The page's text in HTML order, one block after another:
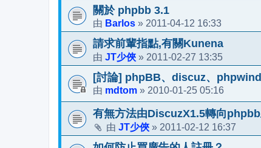
關於 phpbb 3.1
由 Barlos » 2011-04-12 16:33
請求前輩指點,有關Kunena
由 JT少俠 » 2011-02-27 13:35
[討論] phpBB、discuz、
由 mdtom » 2010-01-25 05:16
有無方法由DiscuzX1.5轉向
由 JT少俠 » 2011-02-12 16:37